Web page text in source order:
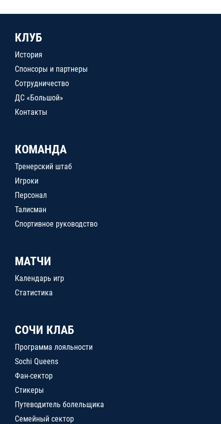
КЛУБ
История
Спонсоры и партнеры
Сотрудничество
ДС «Большой»
Контакты
КОМАНДА
Тренерский штаб
Игроки
Персонал
Талисман
Спортивное руководство
МАТЧИ
Календарь игр
Статистика
СОЧИ КЛАБ
Программа лояльности
Sochi Queens
Фан-сектор
Стикеры
Путеводитель болельщика
Семейный сектор